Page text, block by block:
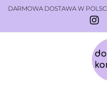
DARMOWA DOSTAWA W